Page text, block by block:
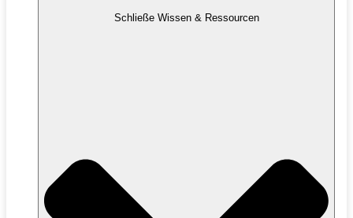
Schließe Wissen & Ressourcen